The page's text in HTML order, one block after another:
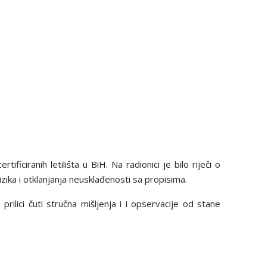
letilišta u BiH. Na radionici je bilo riječi o
i otklanjanja neusklađenosti sa propisima.
čuti stručna mišlјenja i i opservacije od stane